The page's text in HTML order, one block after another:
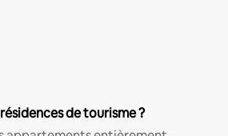
de tourisme ?